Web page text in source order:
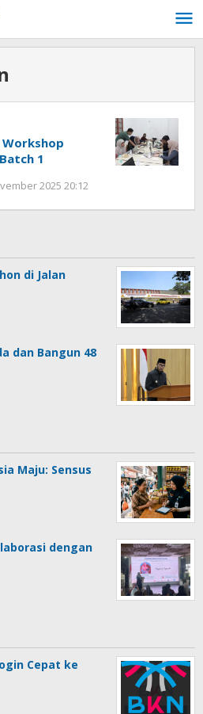
Workshop
1
2025 20:12
di Jalan
dan Bangun 48
Maju: Sensus
dengan
Cepat ke